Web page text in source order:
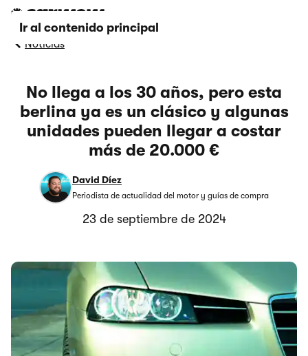
Ir al contenido principal
Noticias
No llega a los 30 años, pero esta
berlina ya es un clásico y algunas
unidades pueden llegar a costar
más de 20.000 €
David Díez
Periodista de actualidad del motor y guías de compra
23 de septiembre de 2024